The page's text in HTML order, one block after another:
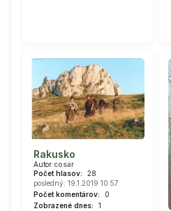
Rakusko
Autor:cosar
Počet hlasov:
28
posledný: 19.1.2019 10:57
Počet komentárov:
0
Zobrazené dnes:
1